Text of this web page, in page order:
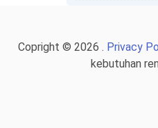
Copright © 2026 . Privacy
kebutuhan